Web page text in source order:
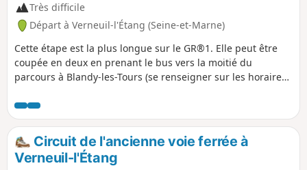
Très difficile
Départ à Verneuil-l'Étang (Seine-et-Marne)
Cette étape est la plus longue sur le GR®1. Elle peut être
coupée en deux en prenant le bus vers la moitié du
parcours à Blandy-les-Tours (se renseigner sur les horaires).
historique. En effet, il y a d'ores et déjà la traversée de
Melun qui a un patrimoine très riche mais aussi le passage
au plus près du Château de Vaux-le-Vicomte et du Château
de Blandy. L'essentiel du parcours est campagnard mais
quelques parties boisées peuvent être de la sortie.
Circuit de l'ancienne voie ferrée à
Verneuil-l'Étang